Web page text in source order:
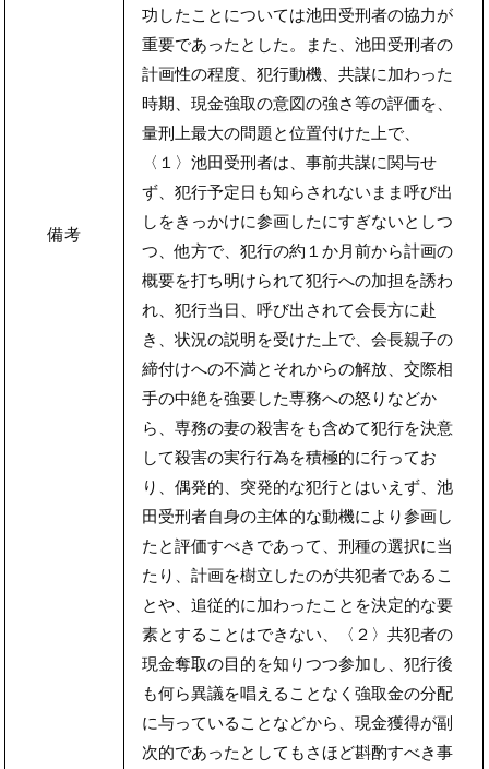
備考
功したことについては池田受刑者の協力が
重要であったとした。また、池田受刑者の
計画性の程度、犯行動機、共謀に加わった
時期、現金強取の意図の強さ等の評価を、
量刑上最大の問題と位置付けた上で、
〈１〉池田受刑者は、事前共謀に関与せ
ず、犯行予定日も知らされないまま呼び出
しをきっかけに参画したにすぎないとしつ
つ、他方で、犯行の約１か月前から計画の
概要を打ち明けられて犯行への加担を誘わ
れ、犯行当日、呼び出されて会長方に赴
き、状況の説明を受けた上で、会長親子の
締付けへの不満とそれからの解放、交際相
手の中絶を強要した専務への怒りなどか
ら、専務の妻の殺害をも含めて犯行を決意
して殺害の実行行為を積極的に行ってお
り、偶発的、突発的な犯行とはいえず、池
田受刑者自身の主体的な動機により参画し
たと評価すべきであって、刑種の選択に当
たり、計画を樹立したのが共犯者であるこ
とや、追従的に加わったことを決定的な要
素とすることはできない、〈２〉共犯者の
現金奪取の目的を知りつつ参加し、犯行後
も何ら異議を唱えることなく強取金の分配
に与っていることなどから、現金獲得が副
次的であったとしてもさほど斟酌すべき事